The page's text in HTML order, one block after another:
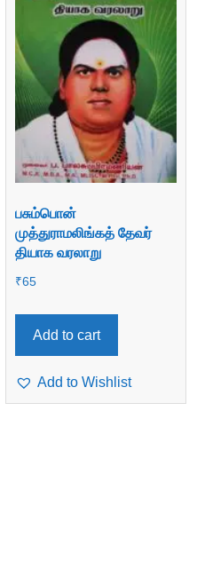
பசும்பொன்
முத்துராமலிங்கத் தேவர்
தியாக வரலாறு
₹65
Add to cart
Add to Wishlist